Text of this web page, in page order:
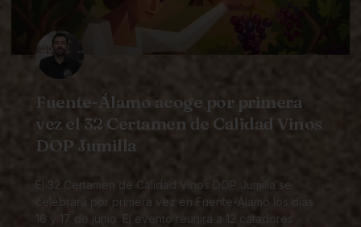
Fuente-Álamo acoge por primera
vez el 32 Certamen de Calidad Vinos
DOP Jumilla
El 32 Certamen de Calidad Vinos DOP Jumilla se
celebrará por primera vez en Fuente-Álamo los días
16 y 17 de junio. El evento reunirá a 12 catadores